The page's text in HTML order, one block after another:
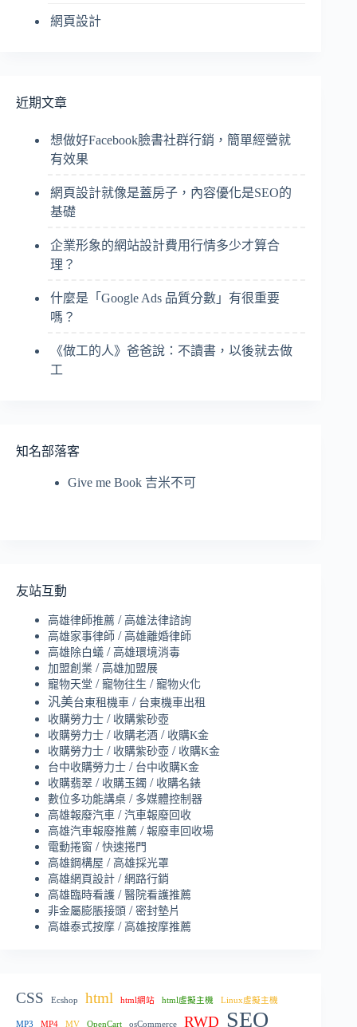
網頁設計
近期文章
想做好Facebook臉書社群行銷，簡單經營就
有效果
網頁設計就像是蓋房子，內容優化是SEO的
基礎
企業形象的網站設計費用行情多少才算合
理？
什麼是「Google Ads 品質分數」有很重要
嗎？
《做工的人》爸爸說：不讀書，以後就去做
工
知名部落客
Give me Book 吉米不可
友站互動
高雄律師推薦 / 高雄法律諮詢
高雄家事律師 / 高雄離婚律師
高雄除白蟻 / 高雄環境消毒
加盟創業 / 高雄加盟展
寵物天堂 / 寵物往生 / 寵物火化
汎美台東租機車 / 台東機車出租
收購勞力士 / 收購紫砂壺
收購勞力士 / 收購老酒 / 收購K金
收購勞力士 / 收購紫砂壺 / 收購K金
台中收購勞力士 / 台中收購K金
收購翡翠 / 收購玉鐲 / 收購名錶
數位多功能講桌 / 多媒體控制器
高雄報廢汽車 / 汽車報廢回收
高雄汽車報廢推薦 / 報廢車回收場
電動捲窗 / 快速捲門
高雄鋼構屋 / 高雄採光罩
高雄網頁設計 / 網路行銷
高雄臨時看護 / 醫院看護推薦
非金屬膨脹接頭 / 密封墊片
高雄泰式按摩 / 高雄按摩推薦
CSS Ecshop html html網站 html虛擬主機 Linux虛擬主機
MP3 MP4 MV OpenCart osCommerce RWD SEO